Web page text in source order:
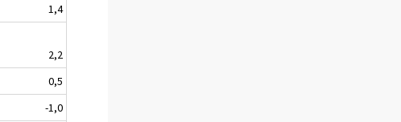
1,4
2,2
0,5
-1,0